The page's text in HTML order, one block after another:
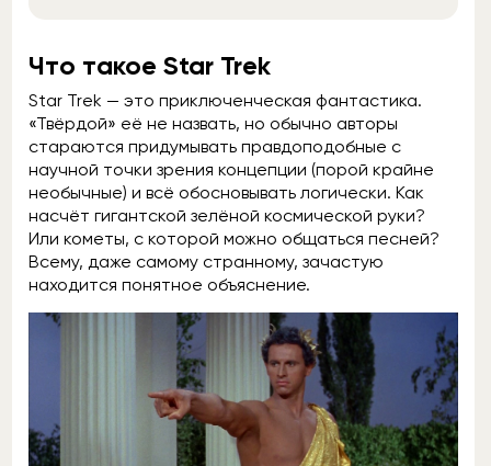
Что такое Star Trek
Star Trek — это приключенческая фантастика.
«Твёрдой» её не назвать, но обычно авторы
стараются придумывать правдоподобные с
научной точки зрения концепции (порой крайне
необычные) и всё обосновывать логически. Как
насчёт гигантской зелёной космической руки?
Или кометы, с которой можно общаться песней?
Всему, даже самому странному, зачастую
находится понятное объяснение.